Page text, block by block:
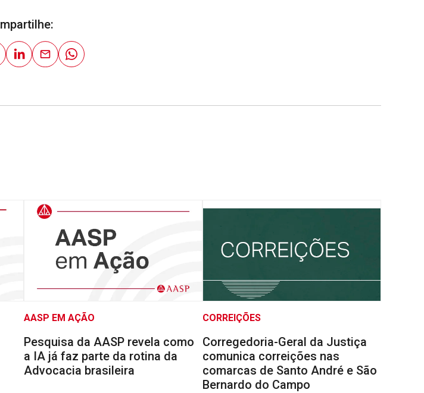
AASP EM AÇÃO
Pesquisa da AASP revela como
a IA já faz parte da rotina da
Advocacia brasileira
CORREIÇÕES
Corregedoria-Geral da Justiça
comunica correições nas
comarcas de Santo André e São
Bernardo do Campo